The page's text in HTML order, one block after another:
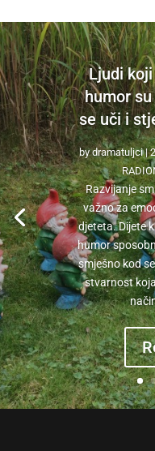
Ljudi
humor
se uči i
bydramatuljci|
Razvijanje
važno za
djeteta. Dijete
humor
smješno kod
stvarnost